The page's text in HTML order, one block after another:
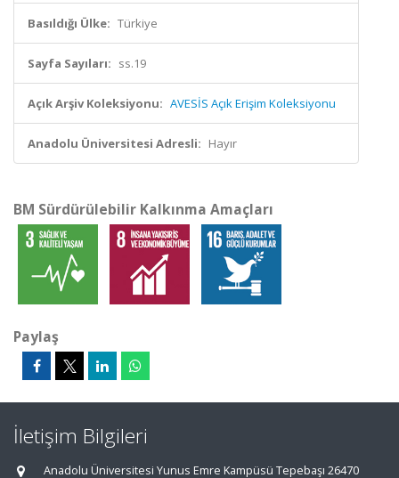
Basıldığı Ülke: Türkiye
Sayfa Sayıları: ss.19
Açık Arşiv Koleksiyonu: AVESİS Açık Erişim Koleksiyonu
Anadolu Üniversitesi Adresli: Hayır
BM Sürdürülebilir Kalkınma Amaçları
Paylaş
İletişim Bilgileri
Anadolu Üniversitesi Yunus Emre Kampüsü Tepebaşı 26470